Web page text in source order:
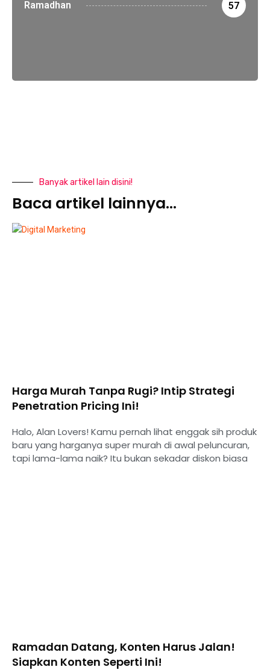
Ramadhan 57
Banyak artikel lain disini!
Baca artikel lainnya...
Harga Murah Tanpa Rugi? Intip Strategi
Penetration Pricing Ini!
Halo, Alan Lovers! Kamu pernah lihat enggak sih produk
baru yang harganya super murah di awal peluncuran,
tapi lama-lama naik? Itu bukan sekadar diskon biasa
Ramadan Datang, Konten Harus Jalan!
Siapkan Konten Seperti Ini!